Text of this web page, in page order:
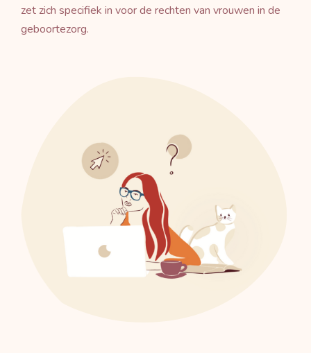
zet zich specifiek in voor de rechten van vrouwen in de
geboortezorg.